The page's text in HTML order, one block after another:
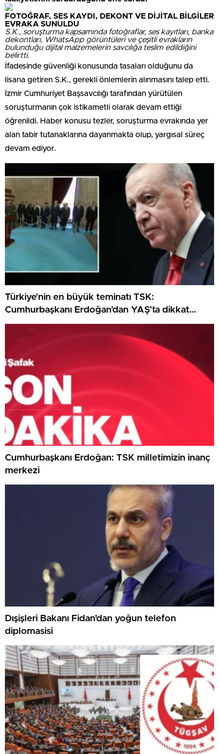
FOTOĞRAF, SES KAYDI, DEKONT VE DİJİTAL BİLGİLER
EVRAKA SUNULDU
S.K., soruşturma kapsamında fotoğraflar, ses kayıtları, banka
dekontları, WhatsApp görüntüleri ve çeşitli evrakların
bulunduğu dijital malzemelerin savcılığa teslim edildiğini
belirtti.
İfadesinde güvenliği konusunda tasaları olduğunu da
lisana getiren S.K., gerekli önlemlerin alınmasını talep etti.
İzmir Cumhuriyet Başsavcılığı tarafından yürütülen
soruşturmanın çok istikametli olarak devam ettiği
öğrenildi. Haber konusu tezler, soruşturma evrakında yer
alan tabir tutanaklarına dayanmakta olup, yargısal süreç
devam ediyor.
Türkiye’nin en büyük teminatı TSK:
Cumhurbaşkanı Erdoğan’dan YAŞ’ta dikkat
çeken ileti
Cumhurbaşkanı Erdoğan: TSK milletimizin inanç
merkezi
Dışişleri Bakanı Fidan’dan yoğun telefon
diplomasisi